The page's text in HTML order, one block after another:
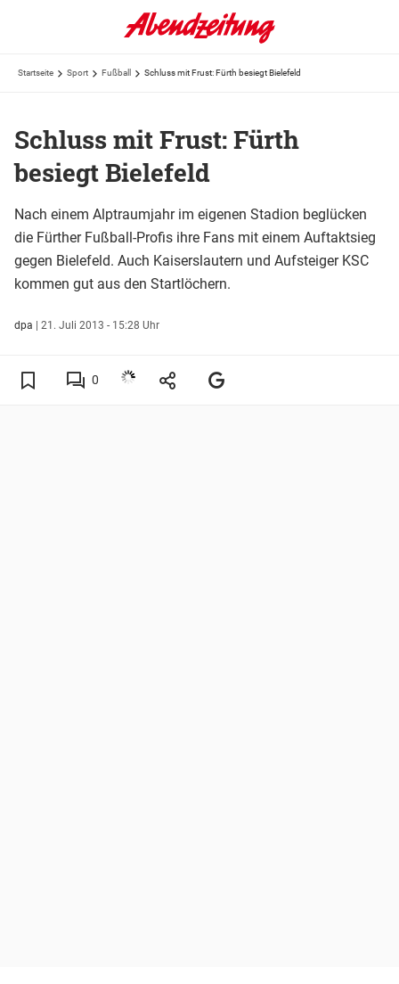
Startseite Sport Fußball Schluss mit Frust: Fürth besiegt Bielefeld
Schluss mit Frust: Fürth
besiegt Bielefeld
Nach einem Alptraumjahr im eigenen Stadion beglücken
die Fürther Fußball-Profis ihre Fans mit einem Auftaktsieg
gegen Bielefeld. Auch Kaiserslautern und Aufsteiger KSC
kommen gut aus den Startlöchern.
dpa | 21. Juli 2013 - 15:28 Uhr
0